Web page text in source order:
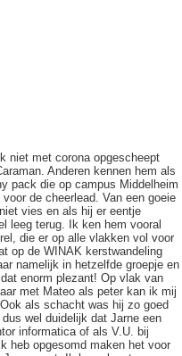
niet met corona opgescheept
Anderen kennen hem als
pack die op campus Middelheim
de cheerlead. Van een goeie
vies en als hij er eentje
leeg terug. Ik ken hem vooral
die er op alle vlakken vol voor
op de WINAK kerstwandeling
namelijk in hetzelfde groepje en
enorm plezant! Op vlak van
met Mateo als peter kan ik mij
als schacht was hij zo goed
wel duidelijk dat Jarne een
informatica of als V.U. bij
heb opgesomd maken het voor